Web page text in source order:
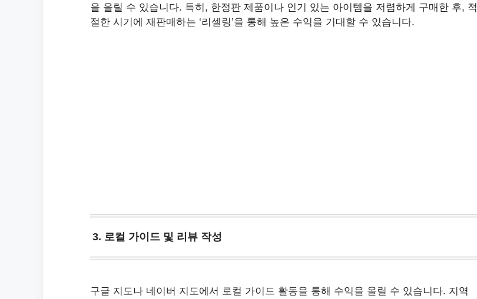
을 올릴 수 있습니다. 특히, 한정판 제품이나 인기 있는 아이템을 저렴하게 구매한 후, 적
절한 시기에 재판매하는 ‘리셀링’을 통해 높은 수익을 기대할 수 있습니다.
3. 로컬 가이드 및 리뷰 작성
구글 지도나 네이버 지도에서 로컬 가이드 활동을 통해 수익을 올릴 수 있습니다. 지역